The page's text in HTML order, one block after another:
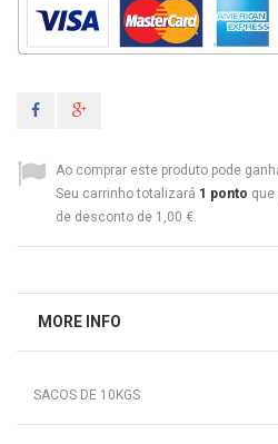
Ao comprar este produto pode
Seu carrinho totalizará 1 ponto
de desconto de 1,00 €
MORE INFO
SACOS DE 10KGS